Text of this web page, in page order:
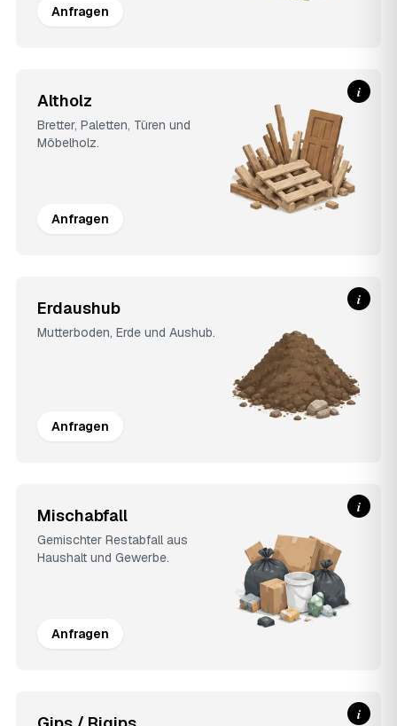
Anfragen
Altholz
Bretter, Paletten, Türen und
Möbelholz.
Anfragen
i
Erdaushub
Mutterboden, Erde und Aushub.
Anfragen
i
Mischabfall
Gemischter Restabfall aus
Haushalt und Gewerbe.
Anfragen
i
i